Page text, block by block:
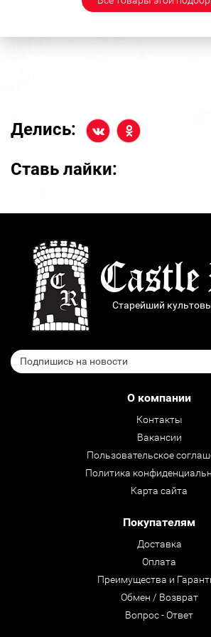
Делись:
Ставь лайки:
Старейший
О компании
Контакты
Вакансии
Пользовательское
Политика
Карта сайта
Покупателям
Доставка
Оплата
Преимущества и
Обмен / Возврат
Вопрос - Ответ